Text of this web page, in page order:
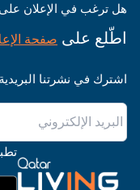
هل ترغب في الإعلان
اطّلع على صفحة
اشترك في نشرتنا